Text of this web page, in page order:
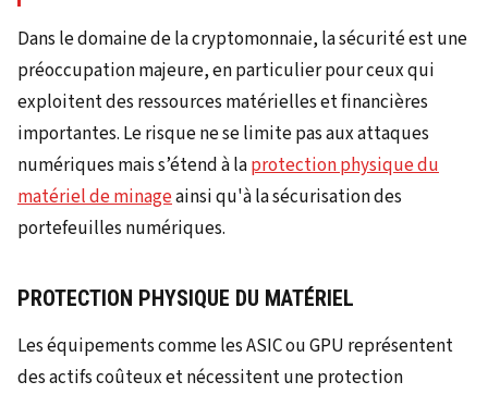
Dans le domaine de la cryptomonnaie, la sécurité est une
préoccupation majeure, en particulier pour ceux qui
exploitent des ressources matérielles et financières
importantes. Le risque ne se limite pas aux attaques
numériques mais s’étend à laprotection physique du
matériel de minageainsi qu'à la sécurisation des
portefeuilles numériques.
PROTECTION PHYSIQUE DU MATÉRIEL
Les équipements comme les ASIC ou GPU représentent
des actifs coûteux et nécessitent une protection